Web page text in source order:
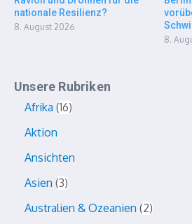
nationale Resilienz?
8. August 2026
8.
Unsere Rubriken
Afrika 16
Aktion
Ansichten
Asien 3
Australien & Ozeanien 2